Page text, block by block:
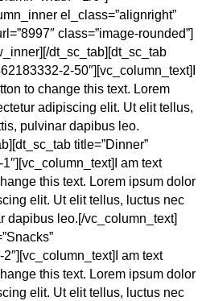
el_class=”alignright”
class=”image-rounded”]
dt_sc_tab][dt_sc_tab
2-50″][vc_column_text]I
to change this text. Lorem
adipiscing elit. Ut elit tellus,
pulvinar dapibus leo.
title=”Dinner”
am text
this text. Lorem ipsum dolor
elit. Ut elit tellus, luctus nec
dapibus leo.[/vc_column_text]
am text
this text. Lorem ipsum dolor
elit. Ut elit tellus, luctus nec